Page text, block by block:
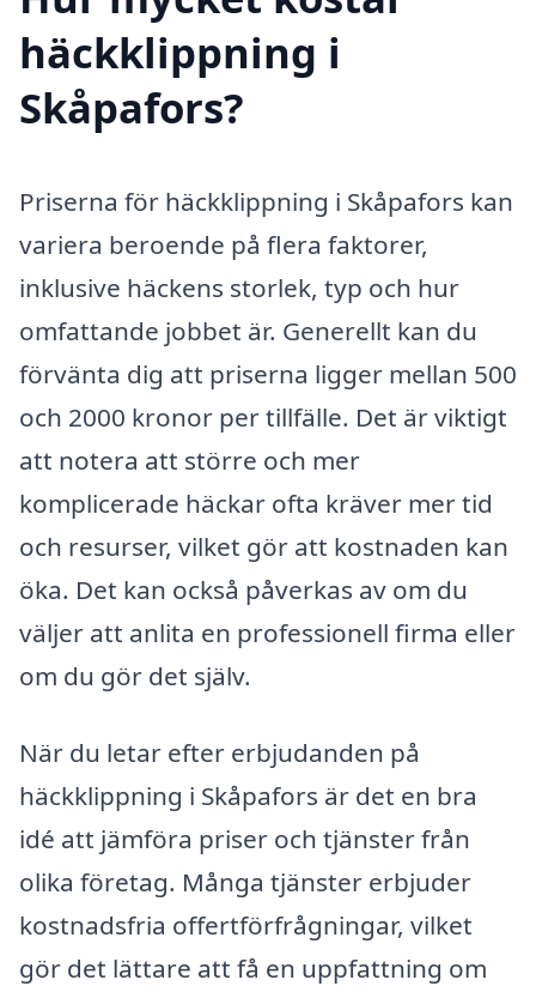
häckklippning i
Skåpafors?
Priserna för häckklippning i Skåpafors kan
variera beroende på flera faktorer,
inklusive häckens storlek, typ och hur
omfattande jobbet är. Generellt kan du
förvänta dig att priserna ligger mellan 500
och 2000 kronor per tillfälle. Det är viktigt
att notera att större och mer
komplicerade häckar ofta kräver mer tid
och resurser, vilket gör att kostnaden kan
öka. Det kan också påverkas av om du
väljer att anlita en professionell firma eller
om du gör det själv.
När du letar efter erbjudanden på
häckklippning i Skåpafors är det en bra
idé att jämföra priser och tjänster från
olika företag. Många tjänster erbjuder
kostnadsfria offertförfrågningar, vilket
gör det lättare att få en uppfattning om